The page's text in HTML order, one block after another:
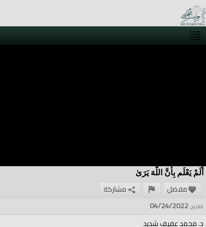
أَلَمْ يَعْلَم بِأَنَّ اللَّهَ يَرَىٰ
مفضل مشاركة
التاريخ:04/24/2022
د. محمد عفيف شديد